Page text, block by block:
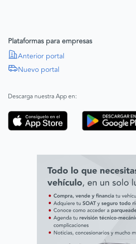
Política de Derechos Humanos
SAGRILAFT
Código de ética
Línea ética ADL digital Lab
Descarga nuestra App en:
Plataformas para empresas
Anterior portal
Nuevo portal